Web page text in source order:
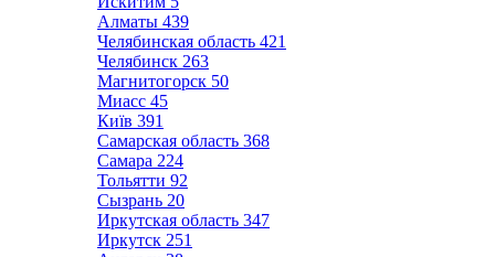
Алматы 439
Челябинская область 421
Челябинск 263
Магнитогорск 50
Миасс 45
Київ 391
Самарская область 368
Самара 224
Тольятти 92
Сызрань 20
Иркутская область 347
Иркутск 251